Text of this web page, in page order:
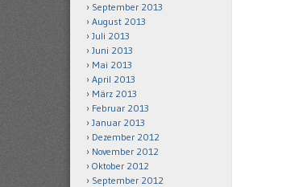
September 2013
August 2013
Juli 2013
Juni 2013
Mai 2013
April 2013
März 2013
Februar 2013
Januar 2013
Dezember 2012
November 2012
Oktober 2012
September 2012